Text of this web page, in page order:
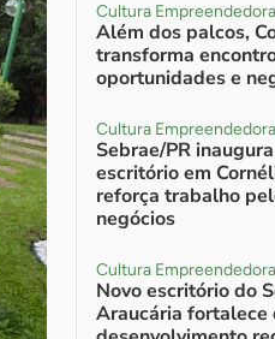
Cultura Empreendedora
Além dos palcos,
transforma
oportunidades e
Cultura Empreendedora
Sebrae/PR
escritório em
reforça trabalho
negócios
Cultura Empreendedora
Novo escritório do
Araucária fortalece